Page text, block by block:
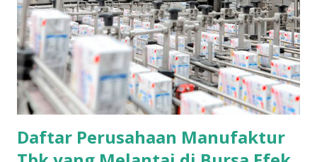
Daftar Perusahaan Manufaktur